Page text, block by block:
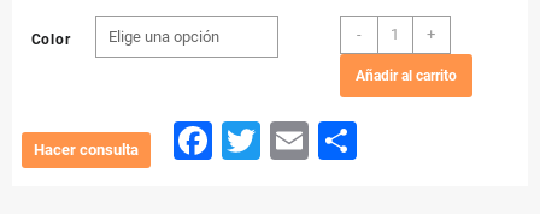
Color -
Gafas
ciclismo
fotocromáticas
+
Añadir al carrito
Facebook
Twitter
Email